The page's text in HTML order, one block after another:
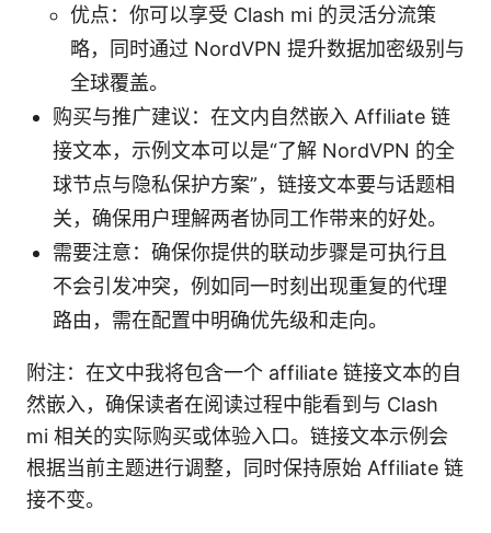
优点：你可以享受 Clash mi 的灵活分流策
略，同时通过 NordVPN 提升数据加密级别与
全球覆盖。
购买与推广建议：在文内自然嵌入 Affiliate 链
接文本，示例文本可以是“了解 NordVPN 的全
球节点与隐私保护方案”，链接文本要与话题相
关，确保用户理解两者协同工作带来的好处。
需要注意：确保你提供的联动步骤是可执行且
不会引发冲突，例如同一时刻出现重复的代理
路由，需在配置中明确优先级和走向。
附注：在文中我将包含一个 affiliate 链接文本的自
然嵌入，确保读者在阅读过程中能看到与 Clash
mi 相关的实际购买或体验入口。链接文本示例会
根据当前主题进行调整，同时保持原始 Affiliate 链
接不变。